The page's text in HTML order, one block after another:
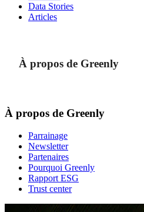
Data Stories
Articles
À propos de Greenly
À propos de Greenly
Parrainage
Newsletter
Partenaires
Pourquoi Greenly
Rapport ESG
Trust center